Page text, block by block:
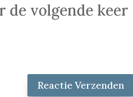
de volgende keer
Reactie Verzenden